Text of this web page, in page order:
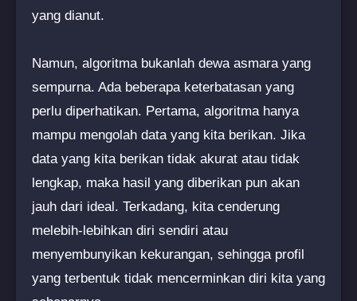
yang dianut.
Namun, algoritma bukanlah dewa asmara yang
sempurna. Ada beberapa keterbatasan yang
perlu diperhatikan. Pertama, algoritma hanya
mampu mengolah data yang kita berikan. Jika
data yang kita berikan tidak akurat atau tidak
lengkap, maka hasil yang diberikan pun akan
jauh dari ideal. Terkadang, kita cenderung
melebih-lebihkan diri sendiri atau
menyembunyikan kekurangan, sehingga profil
yang terbentuk tidak mencerminkan diri kita yang